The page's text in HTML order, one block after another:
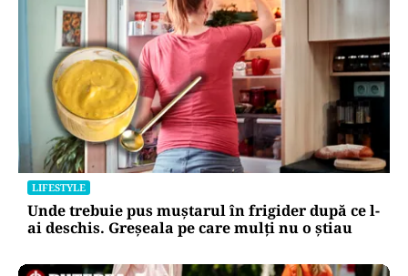
LIFESTYLE
Unde trebuie pus muștarul în frigider după ce l-
ai deschis. Greșeala pe care mulți nu o știau